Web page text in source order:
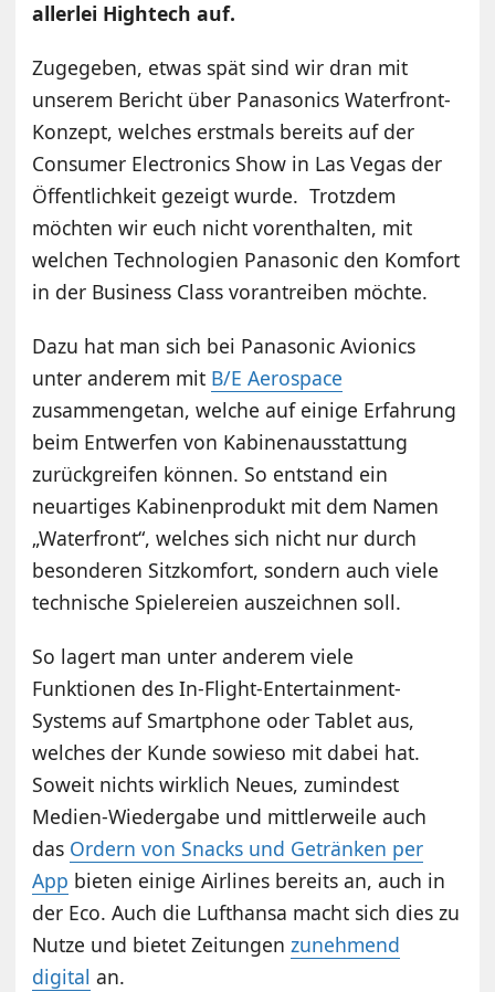
allerlei Hightech auf.
Zugegeben, etwas spät sind wir dran mit
unserem Bericht über Panasonics Waterfront-
Konzept, welches erstmals bereits auf der
Consumer Electronics Show in Las Vegas der
Öffentlichkeit gezeigt wurde. Trotzdem
möchten wir euch nicht vorenthalten, mit
welchen Technologien Panasonic den Komfort
in der Business Class vorantreiben möchte.
Dazu hat man sich bei Panasonic Avionics
unter anderem mit B/E Aerospace
zusammengetan, welche auf einige Erfahrung
beim Entwerfen von Kabinenausstattung
zurückgreifen können. So entstand ein
neuartiges Kabinenprodukt mit dem Namen
„Waterfront“, welches sich nicht nur durch
besonderen Sitzkomfort, sondern auch viele
technische Spielereien auszeichnen soll.
So lagert man unter anderem viele
Funktionen des In-Flight-Entertainment-
Systems auf Smartphone oder Tablet aus,
welches der Kunde sowieso mit dabei hat.
Soweit nichts wirklich Neues, zumindest
Medien-Wiedergabe und mittlerweile auch
das Ordern von Snacks und Getränken per
App bieten einige Airlines bereits an, auch in
der Eco. Auch die Lufthansa macht sich dies zu
Nutze und bietet Zeitungenzunehmend
digital an.